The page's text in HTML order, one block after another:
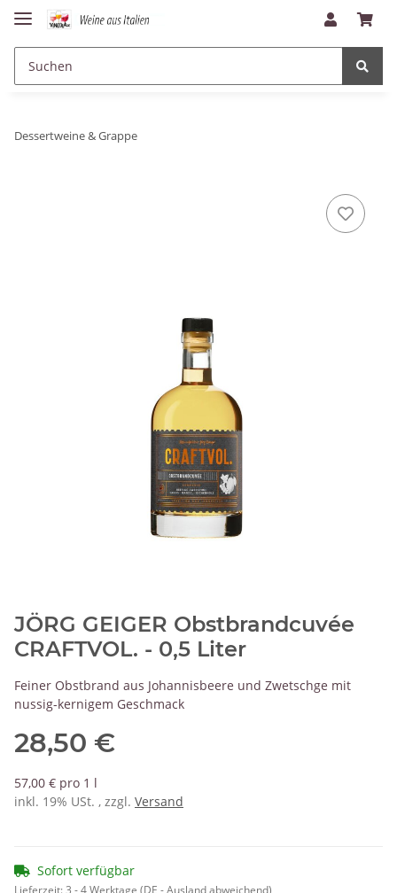
Dessertweine & Grappe
JÖRG GEIGER Obstbrandcuvée
CRAFTVOL. - 0,5 Liter
Feiner Obstbrand aus Johannisbeere und Zwetschge mit
nussig-kernigem Geschmack
28,50 €
57,00 € pro 1 l
inkl. 19% USt. , zzgl. Versand
Sofort verfügbar
Lieferzeit:3 - 4 Werktage (DE - Ausland abweichend)